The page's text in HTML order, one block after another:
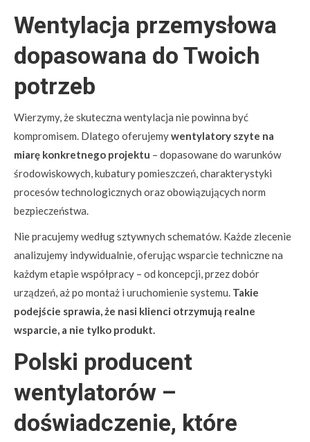
Wentylacja przemysłowa
dopasowana do Twoich
potrzeb
Wierzymy, że skuteczna wentylacja nie powinna być
kompromisem. Dlatego oferujemywentylatory szyte na
miarę konkretnego projektu – dopasowane do warunków
środowiskowych, kubatury pomieszczeń, charakterystyki
procesów technologicznych oraz obowiązujących norm
bezpieczeństwa.
Nie pracujemy według sztywnych schematów. Każde zlecenie
analizujemy indywidualnie, oferując wsparcie techniczne na
każdym etapie współpracy – od koncepcji, przez dobór
urządzeń, aż po montaż i uruchomienie systemu. Takie
podejście sprawia, że nasi klienci otrzymują realne
wsparcie, a nie tylko produkt.
Polski producent
wentylatorów –
doświadczenie, które